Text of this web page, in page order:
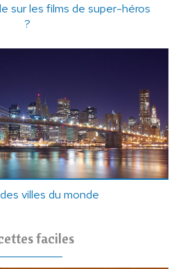
sur les films de super-héros
?
villes du monde
faciles